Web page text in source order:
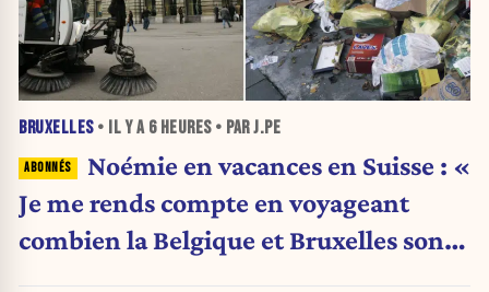
BRUXELLES• IL Y A 6 HEURES• PAR J.PE
Noémie en vacances en Suisse : «
Je me rends compte en voyageant
combien la Belgique et Bruxelles sont